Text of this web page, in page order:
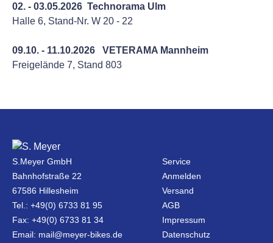
02. - 03.05.2026 Technorama Ulm
Halle 6, Stand-Nr. W 20 - 22
09.10. - 11.10.2026 VETERAMA Mannheim
Freigelände 7, Stand 803
S.Meyer GmbH
Bahnhofstraße 22
67586 Hillesheim
Tel.: +49(0) 6733 81 95
Fax: +49(0) 6733 81 34
Email: mail@meyer-bikes.de
Service
Anmelden
Versand
AGB
Impressum
Datenschutz